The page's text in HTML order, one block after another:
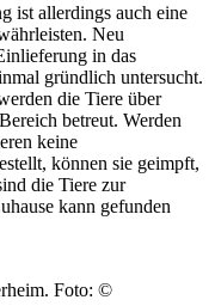
ist allerdings auch eine
Neu
in das
gründlich untersucht.
die Tiere über
betreut. Werden
keine
können sie geimpft,
die Tiere zur
kann gefunden
Foto: ©